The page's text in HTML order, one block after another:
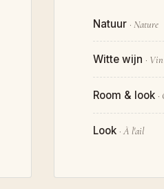
Natuur · Nature
Witte wijn ·
Room & look
Look · À l'ail